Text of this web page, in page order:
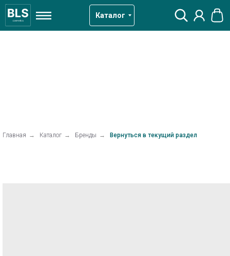
Каталог
Главная → Каталог → Бренды → Вернуться в текущий раздел